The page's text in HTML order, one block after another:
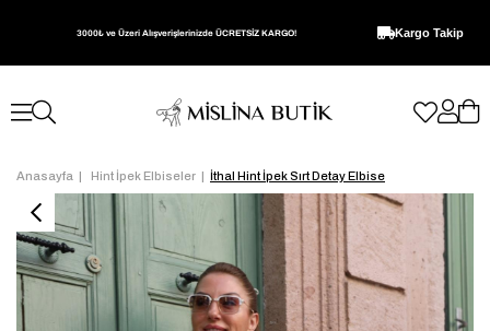
3000₺ ve Üzeri Alışverişlerinizde ÜCRETSİZ KARGO! Kargo Takip
Anasayfa Hint İpek Elbiseler İthal Hint İpek Sırt Detay Elbise